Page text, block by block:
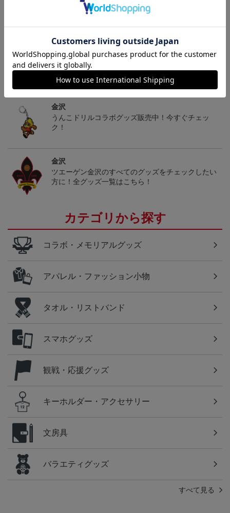
ギフト対応について
ヘルプページ
金沢
うんこドリルコラボグッズ販売中！今すぐチェッ
ク！
金沢
ツエーゲン金沢のすべてのグッズをチェックしたい
方に！全グッズ一覧はこちら！
カテゴリから探す
コラボ・メモリアルグッズ
アパレル・ファッション小物
タオル・リストバンド
スマホグッズ
観戦・応援グッズ
キーホルダー・アクセサリー
文房具
バラエティグッズ
すべて見る